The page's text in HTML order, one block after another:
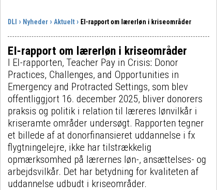
DLI Nyheder Aktuelt EI-rapport om lærerløn i kriseområder
EI-rapport om lærerløn i kriseområder
I EI-rapporten, Teacher Pay in Crisis: Donor
Practices, Challenges, and Opportunities in
Emergency and Protracted Settings, som blev
offentliggjort 16. december 2025, bliver donorers
praksis og politik i relation til læreres lønvilkår i
kriseramte områder undersøgt. Rapporten tegner
et billede af at donorfinansieret uddannelse i fx
flygtningelejre, ikke har tilstrækkelig
opmærksomhed på lærernes løn-, ansættelses- og
arbejdsvilkår. Det har betydning for kvaliteten af
uddannelse udbudt i kriseområder.